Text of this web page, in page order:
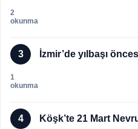
2
okunma
3 İzmir’de yılbaşı
1
okunma
4 Köşk’te 21 Mart